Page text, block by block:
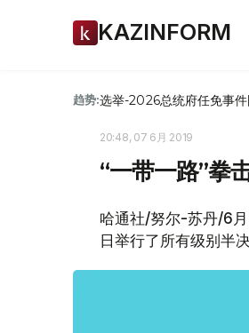
KAZINFORM
趋势:选举-2026总统府任免事件
20:48, 07 6月 2019
“一带一路”拳
哈通社/努尔-苏丹/6
日举行了所有级别半